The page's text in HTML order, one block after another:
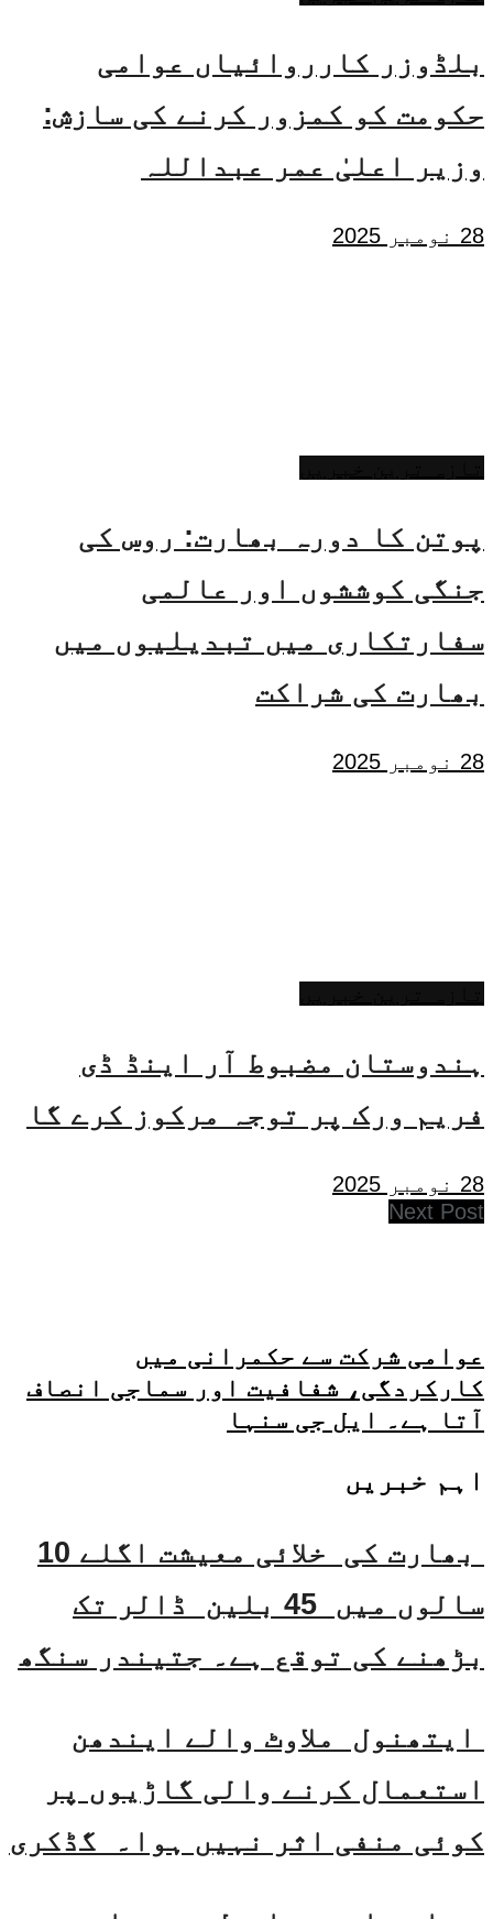
بلڈوزر کارروائیاں عوامی
حکومت کو کمزور کرنے کی سازش:
وزیر اعلیٰ عمر عبداللہ
28 نومبر 2025
پوتن کا دورہ بھارت: روس کی
جنگی کوششوں اور عالمی
سفارتکاری میں تبدیلیوں میں
بھارت کی شراکت
28 نومبر 2025
ہندوستان مضبوط آر اینڈ ڈی
فریم ورک پر توجہ مرکوز کرے گا
28 نومبر 2025
Next Post
عوامی شرکت سے حکمرانی میں
کارکردگی، شفافیت اور سماجی انصاف
آتا ہے۔ ایل جی سنہا
اہم خبریں
بھارت کی خلائی معیشت اگلے 10
سالوں میں 45 بلین ڈالر تک
بڑھنے کی توقع ہے۔ جتیندر سنگھ
ایتھنول ملاوٹ والے ایندھن
استعمال کرنے والی گاڑیوں پر
کوئی منفی اثر نہیں ہوا۔ گڈکری